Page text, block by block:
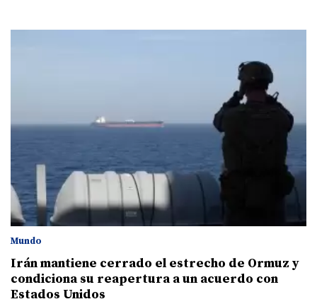
Mundo
Irán mantiene cerrado el estrecho de Ormuz y
condiciona su reapertura a un acuerdo con
Estados Unidos